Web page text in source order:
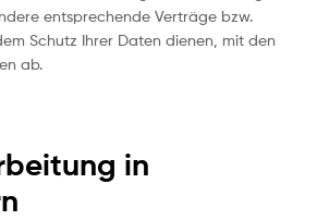
entsprechende Verträge bzw.
Schutz Ihrer Daten dienen, mit den
ab.
in